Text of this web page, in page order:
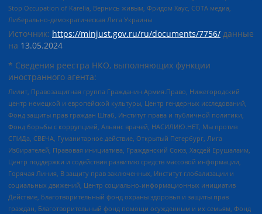
Stop Occupation of Karelia, Вернись живым, Фридом Хаус, СОТА медиа,
Либерально-демократическая Лига Украины
Источник: https://minjust.gov.ru/ru/documents/7756/ данные
на 13.05.2024
* Сведения реестра НКО, выполняющих функции
иностранного агента:
Лилит, Правозащитная группа Гражданин.Армия.Право, Нижегородский
центр немецкой и европейской культуры, Центр гендерных исследований,
Фонд защиты прав граждан Штаб, Институт права и публичной политики,
Фонд борьбы с коррупцией, Альянс врачей, НАСИЛИЮ.НЕТ, Мы против
СПИДа, СВЕЧА, Гуманитарное действие, Открытый Петербург, Лига
Избирателей, Правовая инициатива, Гражданский Союз, Хасдей Ерушалаим,
Центр поддержки и содействия развитию средств массовой информации,
Горячая Линия, В защиту прав заключенных, Институт глобализации и
социальных движений, Центр социально-информационных инициатив
Действие, Благотворительный фонд охраны здоровья и защиты прав
граждан, Благотворительный фонд помощи осужденным и их семьям, Фонд